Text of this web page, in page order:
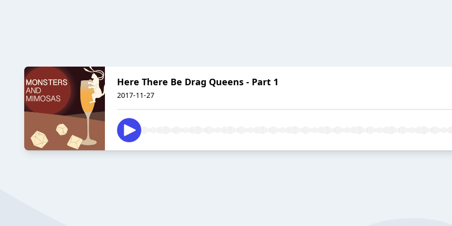
Here There Be Drag Queens - Part 1
2017-11-27